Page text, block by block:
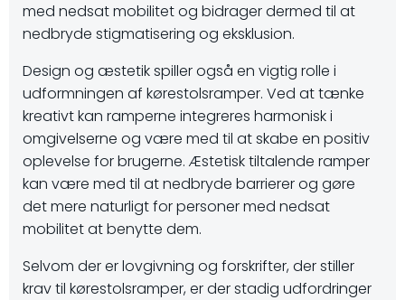
med nedsat mobilitet og bidrager dermed til at
nedbryde stigmatisering og eksklusion.
Design og æstetik spiller også en vigtig rolle i
udformningen af kørestolsramper. Ved at tænke
kreativt kan ramperne integreres harmonisk i
omgivelserne og være med til at skabe en positiv
oplevelse for brugerne. Æstetisk tiltalende ramper
kan være med til at nedbryde barrierer og gøre
det mere naturligt for personer med nedsat
mobilitet at benytte dem.
Selvom der er lovgivning og forskrifter, der stiller
krav til kørestolsramper, er der stadig udfordringer